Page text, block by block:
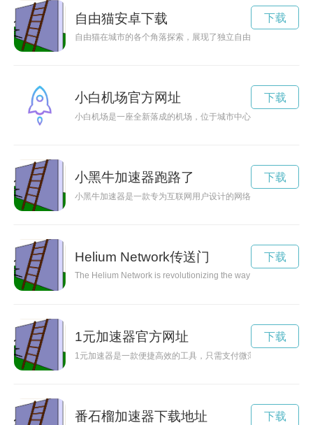
自由猫安卓下载
自由猫在城市的各个角落探索，展现了独立自由的生活态度。
下载
小白机场官方网址
小白机场是一座全新落成的机场，位于城市中心，提供便捷、
下载
小黑牛加速器跑路了
小黑牛加速器是一款专为互联网用户设计的网络加速器工具，
下载
Helium Network传送门
The Helium Network is revolutionizing the way IoT devices
下载
1元加速器官方网址
1元加速器是一款便捷高效的工具，只需支付微薄的费用即可体
下载
番石榴加速器下载地址 下载